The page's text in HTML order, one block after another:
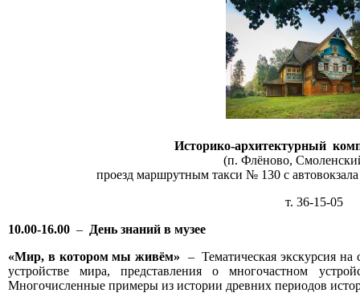
Историко-архитектурный
(п. Флёново,
проезд маршрутным такси № 130 с
т. 36-15-05
10.00-16.00 – День знаний в музее
«Мир, в котором мы живём»
– Тематическая экскурсия на
устройстве мира, представления о многочастном
Многочисленные примеры из истории древних периодов